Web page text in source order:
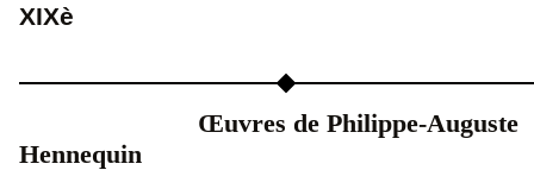
XIXè
Œuvres de Philippe-Auguste
Hennequin